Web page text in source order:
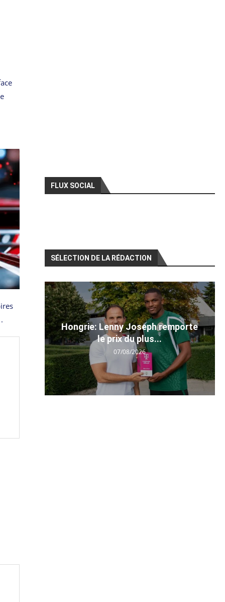
FLUX SOCIAL
SÉLECTION DE LA RÉDACTION
Hongrie: Lenny Joseph remporte
le prix du plus...
07/08/2026